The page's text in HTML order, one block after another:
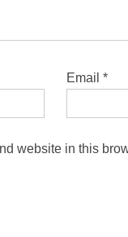
Email*
website in this